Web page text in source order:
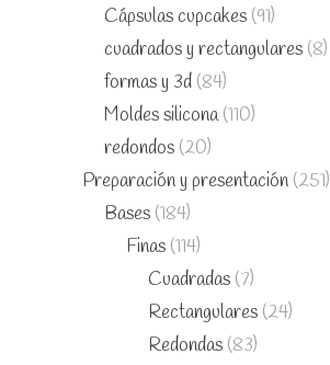
Cápsulas cupcakes (91)
cuadrados y rectangulares (8)
formas y 3d (84)
Moldes silicona (110)
redondos (20)
Preparación y presentación (251)
Bases (184)
Finas (114)
Cuadradas (7)
Rectangulares (24)
Redondas (83)